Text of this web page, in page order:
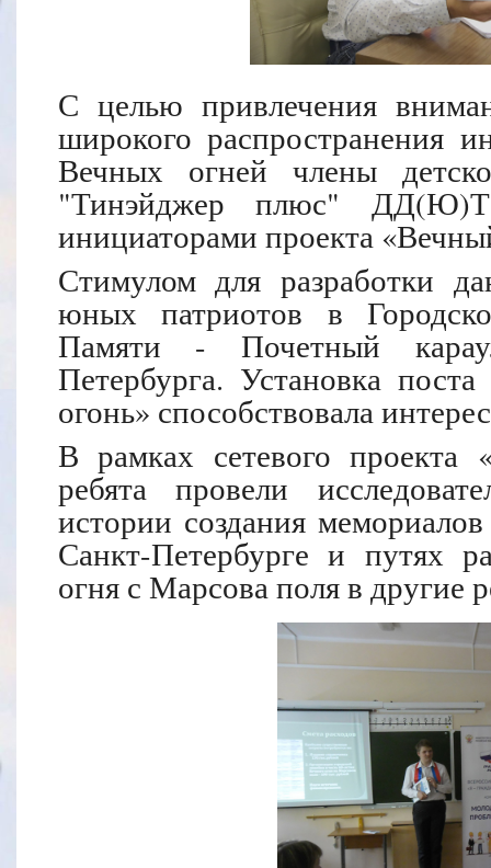
С целью привлечения
широкого распространения
Вечных огней члены
"Тинэйджер плюс" ДД(Ю)Т
инициаторами проекта
Стимулом для разработки
юных патриотов в
Памяти - Почетный
Петербурга. Установка
огонь» способствовала
В рамках сетевого
ребята провели
истории создания
Санкт-Петербурге и путях
огня с Марсова поля в другие